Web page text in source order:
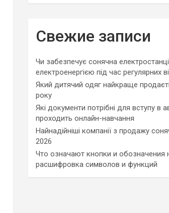
Свежие записи
Чи забезпечує сонячна
електроенергією під час регулярних
Який дитячий одяг найкраще
року
Які документи потрібні для вступу в
проходить онлайн-навчання
Найнадійніші компанії з продажу
2026
Что означают кнопки и обозначения
расшифровка символов и функций